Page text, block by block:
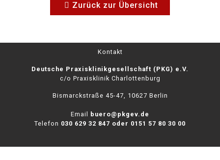
Zurück zur Übersicht
Kontakt
Deutsche Praxisklinikgesellschaft (PKG) e.V.
c/o Praxisklinik Charlottenburg
Bismarckstraße 45-47, 10627 Berlin
Email
buero@pkgev.de
Telefon 030 629 32 847 oder 0151 57 80 30 00